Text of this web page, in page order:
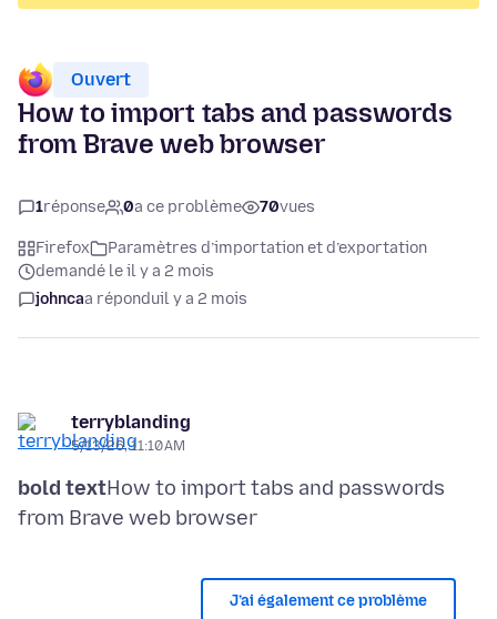
Ouvert
How to import tabs and passwords
from Brave web browser
1réponse 0a ce problème 70vues
Firefox
Paramètres d’importation et d’exportation
demandé le il y a 2 mois
johncaa réponduil y a 2 mois
terryblanding
5/13/26, 11:10 AM
bold textHow to import tabs and passwords
J’ai également ce problème